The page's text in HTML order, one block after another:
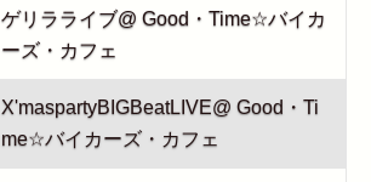
ゲリラライブ@ Good・Time☆バイカ
ーズ・カフェ
X'maspartyBIGBeatLIVE@ Good・Ti
me☆バイカーズ・カフェ